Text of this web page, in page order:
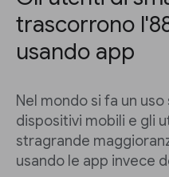
trascorrono
usando app
Nel mondo si fa un
dispositivi mobili e gli
stragrande
usando le app invece